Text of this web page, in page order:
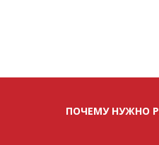
ПОЧЕМУ НУЖНО